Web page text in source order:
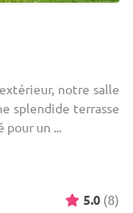
notre salle
splendide terrasse
un ...
5.0 (8)